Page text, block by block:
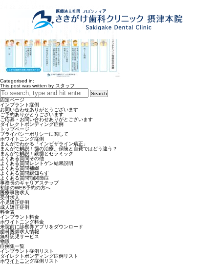
Categorised in:
This post was written by スタッフ
Search
固定ページ
インプラント症例
お問い合わせありがとうございます
ご予約ありがとうございます
ご応募・お問い合わせありがとございます
ダイレクトボンディング症例
トップページ
プライバシーポリシーに関して
ホワイトニング症例
まんがでわかる「インビザライン矯正」
まんがで解説！歯の治療。保険と自費ではどう違う？
まんがで解説！銀歯とセラミック
よくある質問その他
よくある質問レントゲン結果説明
よくある質問補綴
よくある質問親知らず
よくある質問顎関節症
事務長のキャリアステップ
初診のWEB予約の方へ
医療事務求人
受付求人
小児矯正症例
成人矯正症例
料金表
インプラント料金
ホワイトニング料金
来院前に診察券アプリをダウンロード
歯科医師求人情報
無料託児サービス
物販
症例集一覧
インプラント症例リスト
ダイレクトボンディング症例リスト
ホワイトニング症例リスト